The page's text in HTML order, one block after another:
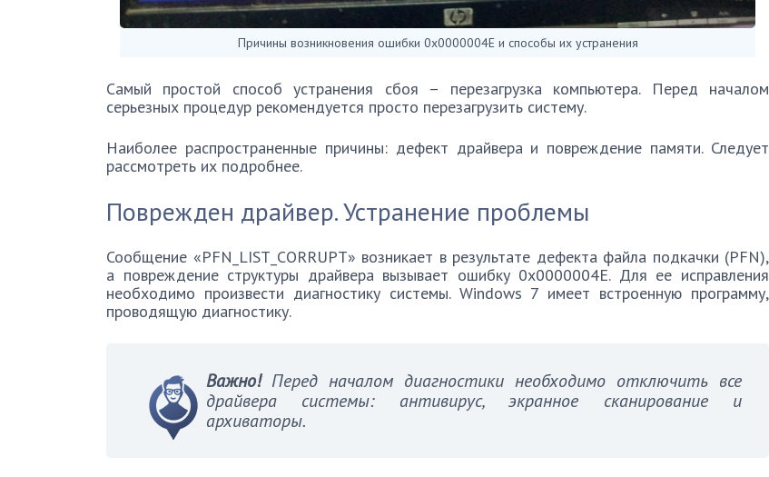
Причины возникновения ошибки 0x0000004E и способы их устранения
Самый простой способ устранения сбоя – перезагрузка компьютера. Перед началом
серьезных процедур рекомендуется просто перезагрузить систему.
Наиболее распространенные причины: дефект драйвера и повреждение памяти. Следует
рассмотреть их подробнее.
Поврежден драйвер. Устранение проблемы
Сообщение «PFN_LIST_CORRUPT» возникает в результате дефекта файла подкачки (PFN),
а повреждение структуры драйвера вызывает ошибку 0x0000004E. Для ее исправления
необходимо произвести диагностику системы. Windows 7 имеет встроенную программу,
проводящую диагностику.
Важно!Перед началом диагностики необходимо отключить все
драйвера системы: антивирус, экранное сканирование и
архиваторы.